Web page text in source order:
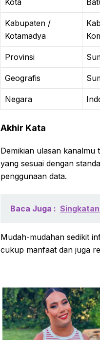
Kota
Kabupaten /
Kotamadya
Provinsi
Geografis
Negara
Akhir Kata
Demikian ulasan kanalmu
yang sesuai dengan
penggunaan data.
Baca Juga : Singkatan
Mudah-mudahan sedikit
cukup manfaat dan juga